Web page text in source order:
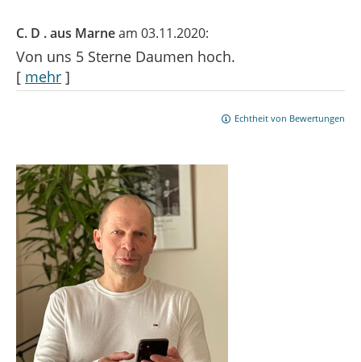
C. D . aus Marneam 03.11.2020:
Von uns 5 Sterne Daumen hoch.
[ mehr ]
Echtheit von Bewertungen